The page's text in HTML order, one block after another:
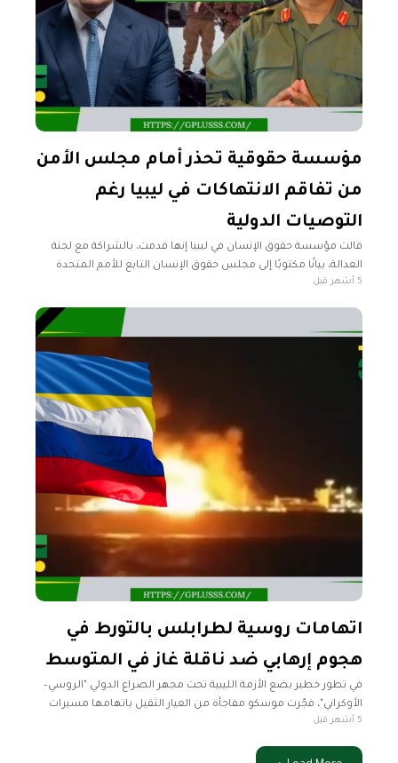
مؤسسة حقوقية تحذر أمام مجلس الأمن
من تفاقم الانتهاكات في ليبيا رغم
التوصيات الدولية
قالت مؤسسة حقوق الإنسان في ليبيا إنها قدمت، بالشراكة مع لجنة
العدالة، بيانًا مكتوبًا إلى مجلس حقوق الإنسان التابع للأمم المتحدة
خلال دورته الحادية والستين، وذلك في سياق اعتماد نتيجة5 أشهر قبل
اتهامات روسية لطرابلس بالتورط في
هجوم إرهابي ضد ناقلة غاز في المتوسط
في تطور خطير يضع الأزمة الليبية تحت مجهر الصراع الدولي "الروسي–
الأوكراني"، فجّرت موسكو مفاجأة من العيار الثقيل باتهامها مسيرات
بحرية أوكرانية انطلقت من السواحل الليبية باستهداف ناقلة غاز طبيعي5 أشهر قبل